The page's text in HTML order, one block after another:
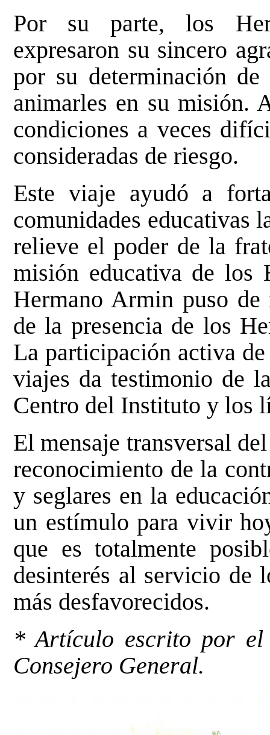
Por su parte, los
expresaron su sincero
por su determinación
animarles en su misión.
condiciones a veces
consideradas de riesgo.
Este viaje ayudó a
comunidades educativas
relieve el poder de la
misión educativa de los
Hermano Armin puso
de la presencia de los
La participación activa
viajes da testimonio de
Centro del Instituto y los
El mensaje transversal
reconocimiento de la
y seglares en la
un estímulo para vivir
que es totalmente
desinterés al servicio de
más desfavorecidos.
* Artículo escrito por el
Consejero General.